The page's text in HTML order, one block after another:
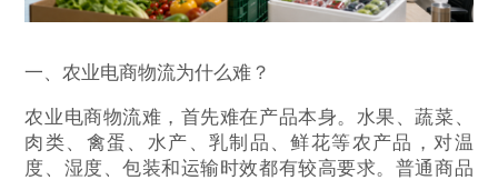
一、农业电商物流为什么难？
农业电商物流难，首先难在产品本身。水果、蔬菜、
肉类、禽蛋、水产、乳制品、鲜花等农产品，对温
度、湿度、包装和运输时效都有较高要求。普通商品